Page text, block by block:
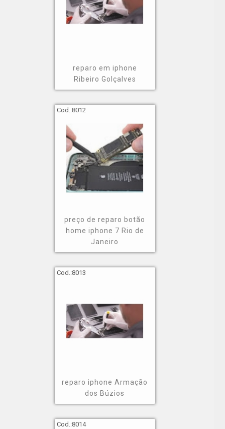
reparo em iphone
Ribeiro Golçalves
Cod.:8012
preço de reparo botão
home iphone 7 Rio de
Janeiro
Cod.:8013
reparo iphone Armação
dos Búzios
Cod.:8014